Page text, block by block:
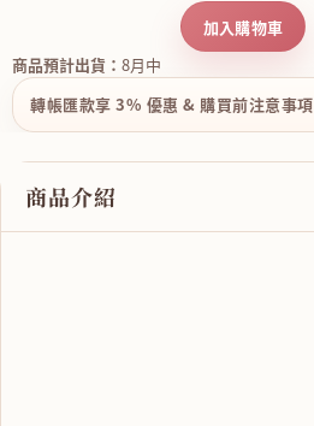
商品預計出貨： 8月中
加入購物車
轉帳匯款享 3% 優惠 & 購買前注意事項
商品介紹